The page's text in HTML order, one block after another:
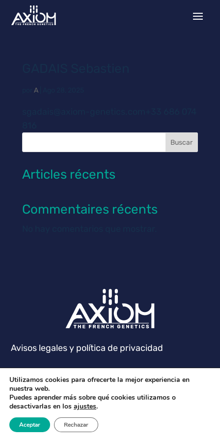
A|
Buscar
Articles récents
Commentaires récents
Avisos legales y política de privacidad
Utilizamos cookies para ofrecerte la mejor experiencia en
nuestra web.
Puedes aprender más sobre qué cookies utilizamos o
desactivarlas en los ajustes.
Aceptar Rechazar